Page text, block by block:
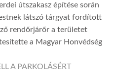
útszakasz építése során
látszó tárgyat fordított
rendőrjárőr a területet
a Magyar Honvédség
A PARKOLÁSÉRT